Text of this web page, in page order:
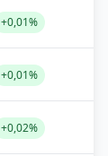
+0,01%
+0,01%
+0,02%